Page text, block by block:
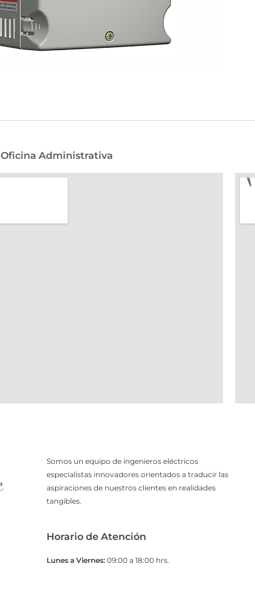
Oficina Administrativa
Somos un equipo de ingenieros eléctricos
especialistas innovadores orientados a traducir las
aspiraciones de nuestros clientes en realidades
tangibles.
Horario de Atención
Lunes a Viernes:09:00 a 18:00 hrs.